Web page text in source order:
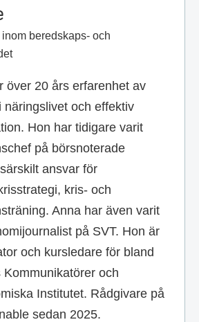
beredskaps- och
över 20 års erfarenhet av
näringslivet och effektiv
Hon har tidigare varit
på börsnoterade
ansvar för
kris- och
Anna har även varit
på SVT. Hon är
och kursledare för bland
och
Institutet. Rådgivare på
sedan 2025.